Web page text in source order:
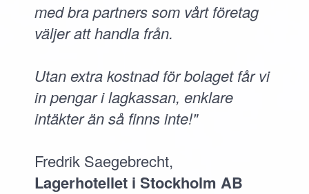
med bra partners som vårt företag
väljer att handla från.
Utan extra kostnad för bolaget får vi
in pengar i lagkassan, enklare
intäkter än så finns inte!"
Fredrik Saegebrecht,
Lagerhotellet i Stockholm AB